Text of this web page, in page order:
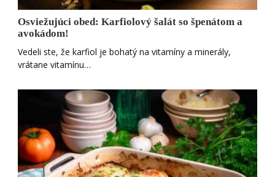
Osviežujúci obed: Karfiolový šalát so špenátom a
avokádom!
Vedeli ste, že karfiol je bohatý na vitamíny a minerály,
vrátane vitamínu…